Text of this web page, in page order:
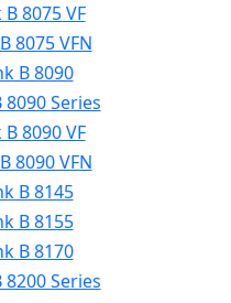
8075 VF
8075 VFN
B 8090
Series
8090 VF
8090 VFN
B 8145
B 8155
B 8170
Series